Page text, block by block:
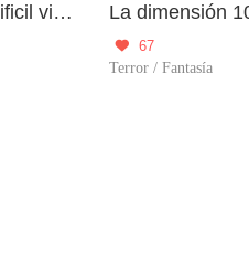
Boruto y su dificil vida (Boruto x Sarada x Sumire x Kawaki) Doujin Manga Fanart Comic La dimensión

67
Terror / Fantasía